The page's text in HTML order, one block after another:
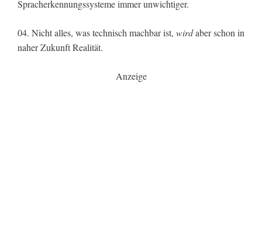
Spracherkennungssysteme immer unwichtiger.
04. Nicht alles, was technisch machbar ist, wirdaber schon in
naher Zukunft Realität.
Anzeige